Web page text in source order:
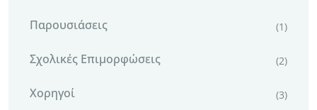
Παρουσιάσεις (1)
Σχολικές Επιμορφώσεις (2)
Χορηγοί (3)